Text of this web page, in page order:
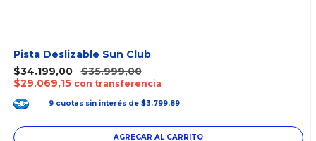
Pista Deslizable Sun Club
$34.199,00
$35.999,00
$29.069,15 con transferencia
9 cuotas sin interés de $3.799,89